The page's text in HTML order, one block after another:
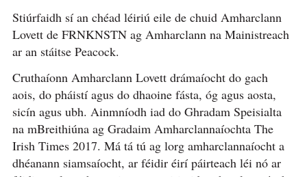
Stiúrfaidh sí an chéad léiriú eile de chuid Amharclann
Lovett de FRNKNSTN ​ag Amharclann na Mainistreach
ar an stáitse Peacock.​
Cruthaíonn Amharclann Lovett drámaíocht do gach
aois, do pháistí agus do dhaoine fásta, óg agus aosta,
sicín agus ubh. Ainmníodh iad do Ghradam Speisialta
na mBreithiúna ag Gradaim Amharclannaíochta The
Irish Times 2017. Má tá tú ag lorg amharclannaíocht a
dhéanann siamsaíocht, ar féidir éirí páirteach léi nó ar